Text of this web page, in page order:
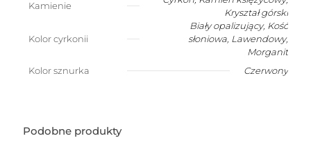
Kamienie
Kryształ górski
Kolor cyrkonii
Biały opalizujący, Kość
słoniowa Lawendowy,
Morganit
Kolor sznurka
Czerwony
Podobne produkty